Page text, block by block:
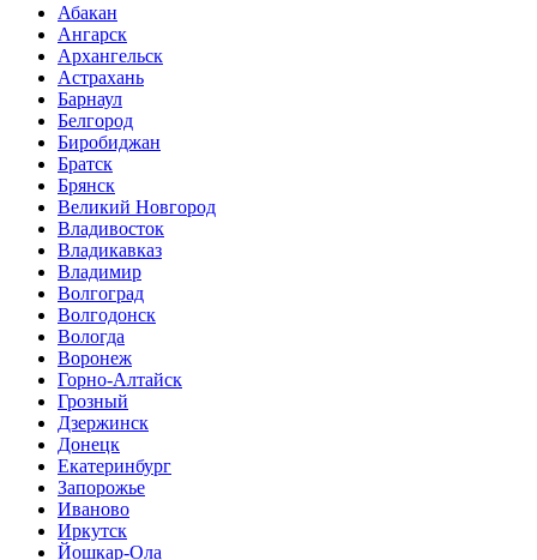
Абакан
Ангарск
Архангельск
Астрахань
Барнаул
Белгород
Биробиджан
Братск
Брянск
Великий Новгород
Владивосток
Владикавказ
Владимир
Волгоград
Волгодонск
Вологда
Воронеж
Горно-Алтайск
Грозный
Дзержинск
Донецк
Екатеринбург
Запорожье
Иваново
Иркутск
Йошкар-Ола